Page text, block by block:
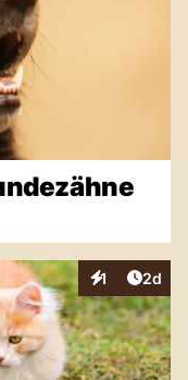
1
Interaktionen
2d